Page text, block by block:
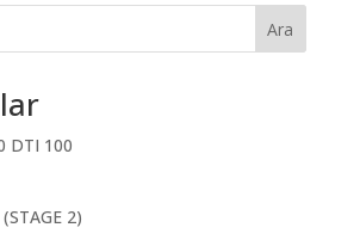
Ara
DTI 100
2)